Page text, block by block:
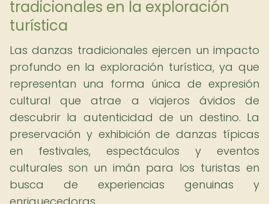
tradicionales en la exploración
turística
Las danzas tradicionales ejercen un impacto
profundo en la exploración turística, ya que
representan una forma única de expresión
cultural que atrae a viajeros ávidos de
descubrir la autenticidad de un destino. La
preservación y exhibición de danzas típicas
en festivales, espectáculos y eventos
culturales son un imán para los turistas en
busca de experiencias genuinas y